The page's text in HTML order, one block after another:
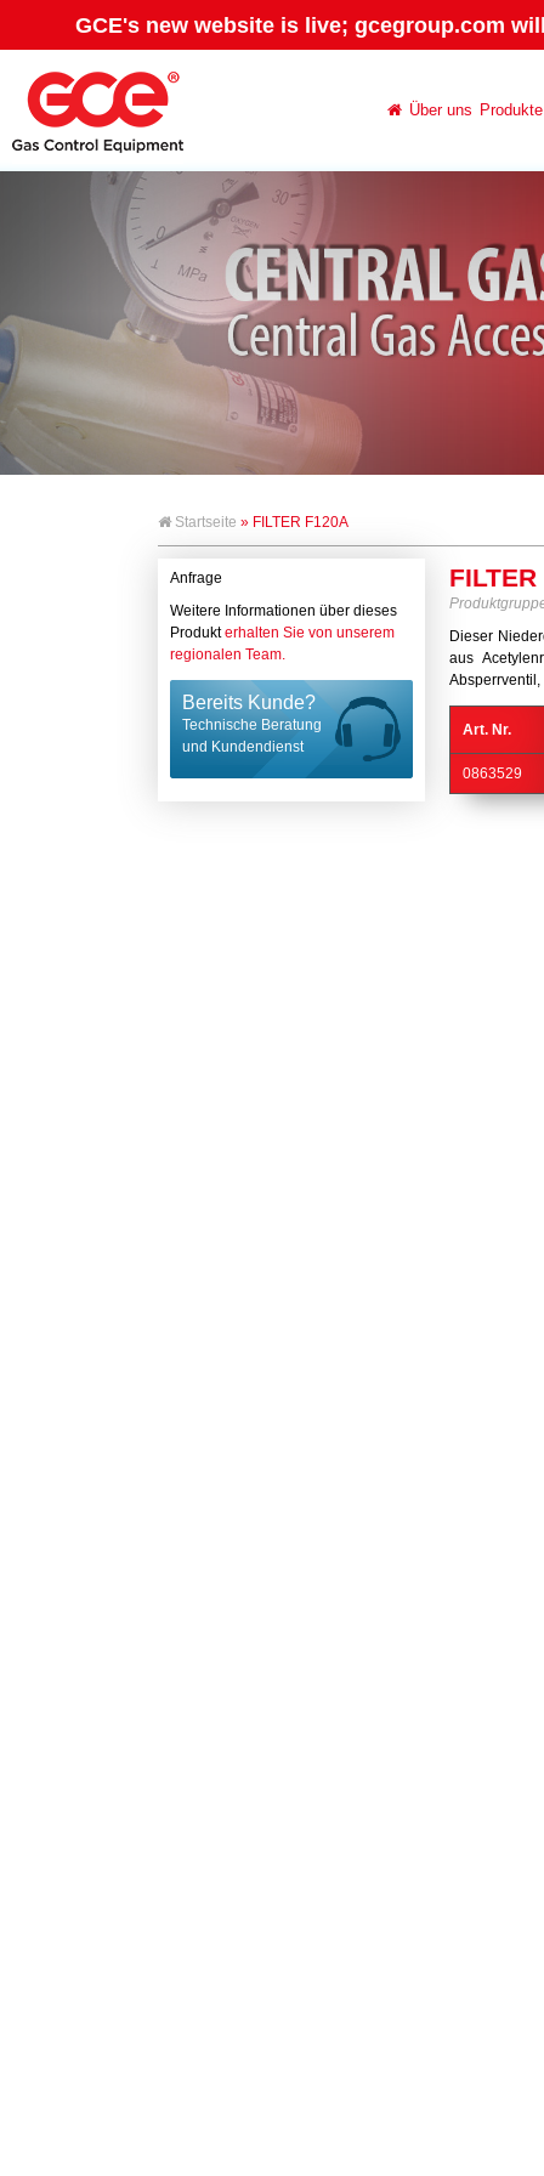
GCE's new website is live; gcegroup.com
Über uns Produkte
Startseite » FILTER F120A
Anfrage
Weitere Informationen über dieses
Produkterhalten Sie von unserem
regionalen Team.
Bereits Kunde?
Technische Beratung
und Kundendienst
Dieser
aus
Art. Nr.
0863529